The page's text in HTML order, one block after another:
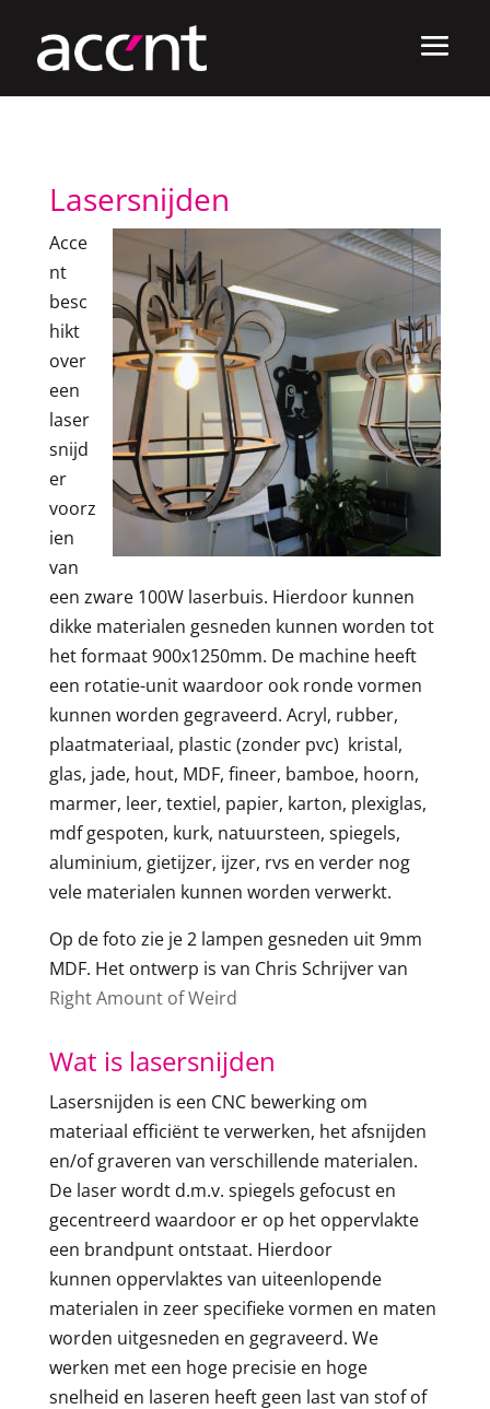
Lasersnijden
Acce
nt
besc
hikt
over
een
laser
snijd
er
voorz
ien
van
een zware 100W laserbuis. Hierdoor kunnen
dikke materialen gesneden kunnen worden tot
het formaat 900x1250mm. De machine heeft
een rotatie-unit waardoor ook ronde vormen
kunnen worden gegraveerd. Acryl, rubber,
plaatmateriaal, plastic (zonder pvc) kristal,
glas, jade, hout, MDF, fineer, bamboe, hoorn,
marmer, leer, textiel, papier, karton, plexiglas,
mdf gespoten, kurk, natuursteen, spiegels,
aluminium, gietijzer, ijzer, rvs en verder nog
vele materialen kunnen worden verwerkt.
Op de foto zie je 2 lampen gesneden uit 9mm
MDF. Het ontwerp is van Chris Schrijver van
Right Amount of Weird
Wat is lasersnijden
Lasersnijden is een CNC bewerking om
materiaal efficiënt te verwerken, het afsnijden
en/of graveren van verschillende materialen.
De laser wordt d.m.v. spiegels gefocust en
gecentreerd waardoor er op het oppervlakte
een brandpunt ontstaat. Hierdoor
kunnen oppervlaktes van uiteenlopende
materialen in zeer specifieke vormen en maten
worden uitgesneden en gegraveerd. We
werken met een hoge precisie en hoge
snelheid en laseren heeft geen last van stof of